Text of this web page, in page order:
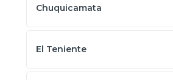
Chuquicamata
El Teniente